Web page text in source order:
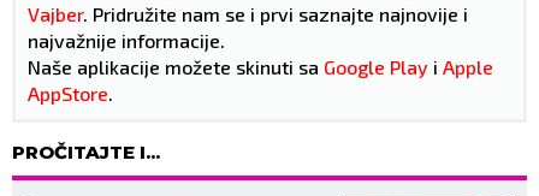
Vajber. Pridružite nam se i prvi saznajte najnovije i
najvažnije informacije.
Naše aplikacije možete skinuti sa Google Play i Apple
AppStore
PROČITAJTE I...